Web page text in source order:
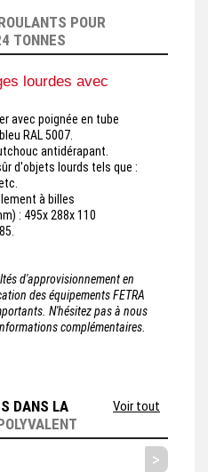
POUR
TONNES
lourdes avec
avec poignée en tube
RAL 5007.
antidérapant.
d'objets lourds tels que :
à billes
: 495x 288x 110
d'approvisionnement en
des équipements FETRA
N'hésitez pas à nous
complémentaires.
DANS LA
Voir tout
>